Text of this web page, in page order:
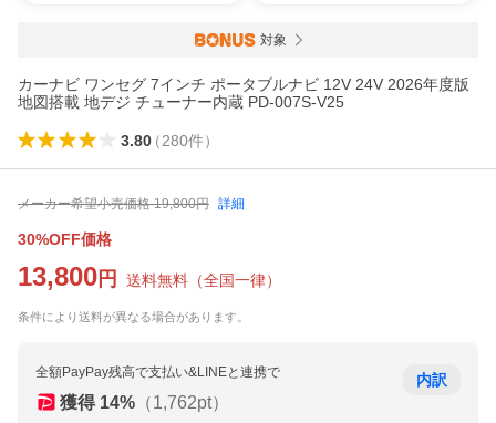
対象
カーナビ ワンセグ 7インチ ポータブルナビ 12V 24V 2026年度版
地図搭載 地デジ チューナー内蔵 PD-007S-V25
3.80（280件）
メーカー希望小売価格 19,800円 詳細
30%OFF価格
13,800 円 送料無料 （全国一律）
条件により送料が異なる場合があります。
全額PayPay残高で支払い&LINEと連携で
獲得 14% （1,762pt）
内訳